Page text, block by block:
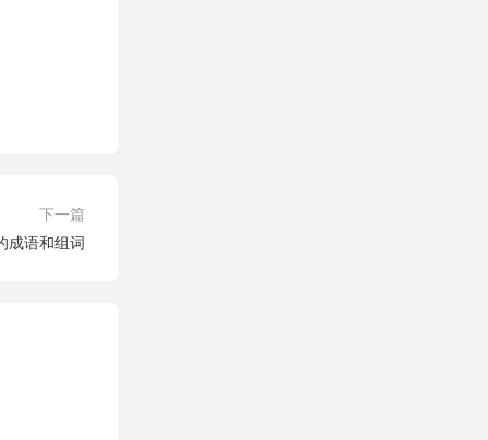
下一篇
成语和组词